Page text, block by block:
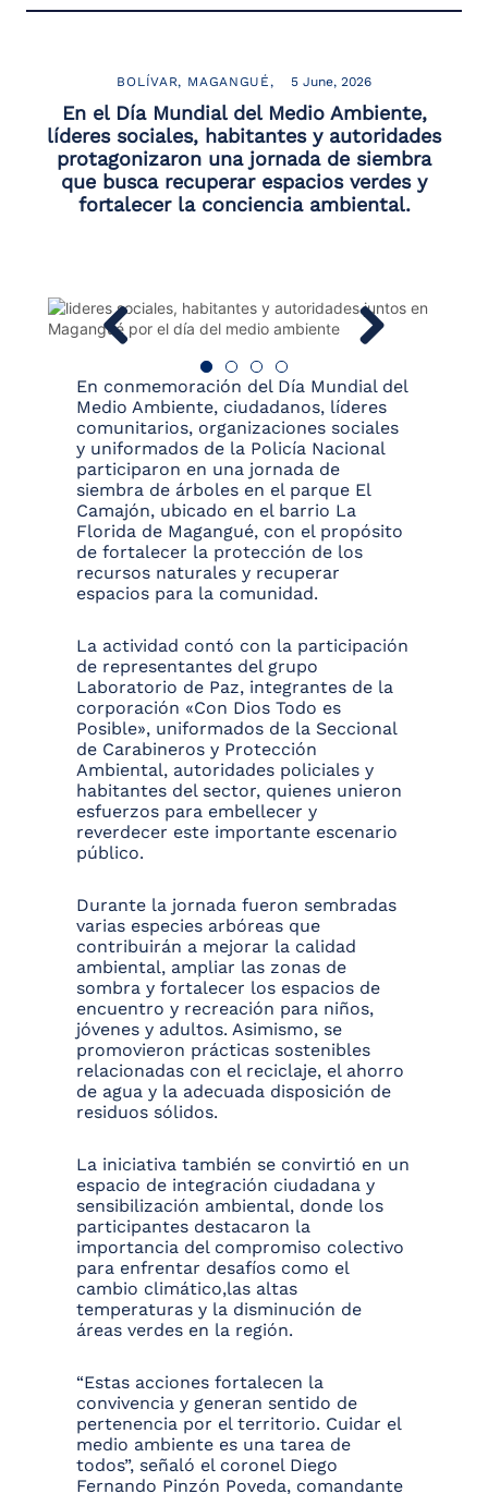
BOLÍVAR MAGANGUÉ 5 June, 2026
En el Día Mundial del Medio Ambiente,
líderes sociales, habitantes y autoridades
protagonizaron una jornada de siembra
que busca recuperar espacios verdes y
fortalecer la conciencia ambiental.
En conmemoración del Día Mundial del
Medio Ambiente, ciudadanos, líderes
comunitarios, organizaciones sociales
y uniformados de la Policía Nacional
participaron en una jornada de
siembra de árboles en el parque El
Camajón, ubicado en el barrio La
Florida de Magangué, con el propósito
de fortalecer la protección de los
recursos naturales y recuperar
espacios para la comunidad.
La actividad contó con la participación
de representantes del grupo
Laboratorio de Paz, integrantes de la
corporación «Con Dios Todo es
Posible», uniformados de la Seccional
de Carabineros y Protección
Ambiental, autoridades policiales y
habitantes del sector, quienes unieron
esfuerzos para embellecer y
reverdecer este importante escenario
público.
Durante la jornada fueron sembradas
varias especies arbóreas que
contribuirán a mejorar la calidad
ambiental, ampliar las zonas de
sombra y fortalecer los espacios de
encuentro y recreación para niños,
jóvenes y adultos. Asimismo, se
promovieron prácticas sostenibles
relacionadas con el reciclaje, el ahorro
de agua y la adecuada disposición de
residuos sólidos.
La iniciativa también se convirtió en un
espacio de integración ciudadana y
sensibilización ambiental, donde los
participantes destacaron la
importancia del compromiso colectivo
para enfrentar desafíos como el
cambio climático,las altas
temperaturas y la disminución de
áreas verdes en la región.
“Estas acciones fortalecen la
convivencia y generan sentido de
pertenencia por el territorio. Cuidar el
medio ambiente es una tarea de
todos”, señaló el coronel Diego
Fernando Pinzón Poveda, comandante